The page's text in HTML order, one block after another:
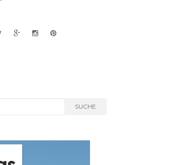
SUCHE